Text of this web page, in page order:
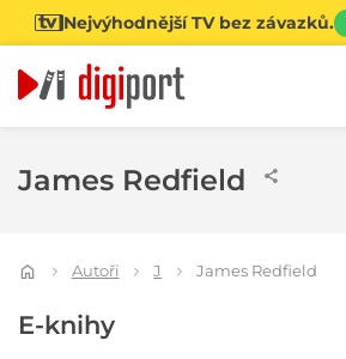
Nejvýhodnější TV bez závazků.
James Redfield
Autoři J James Redfield
E-knihy